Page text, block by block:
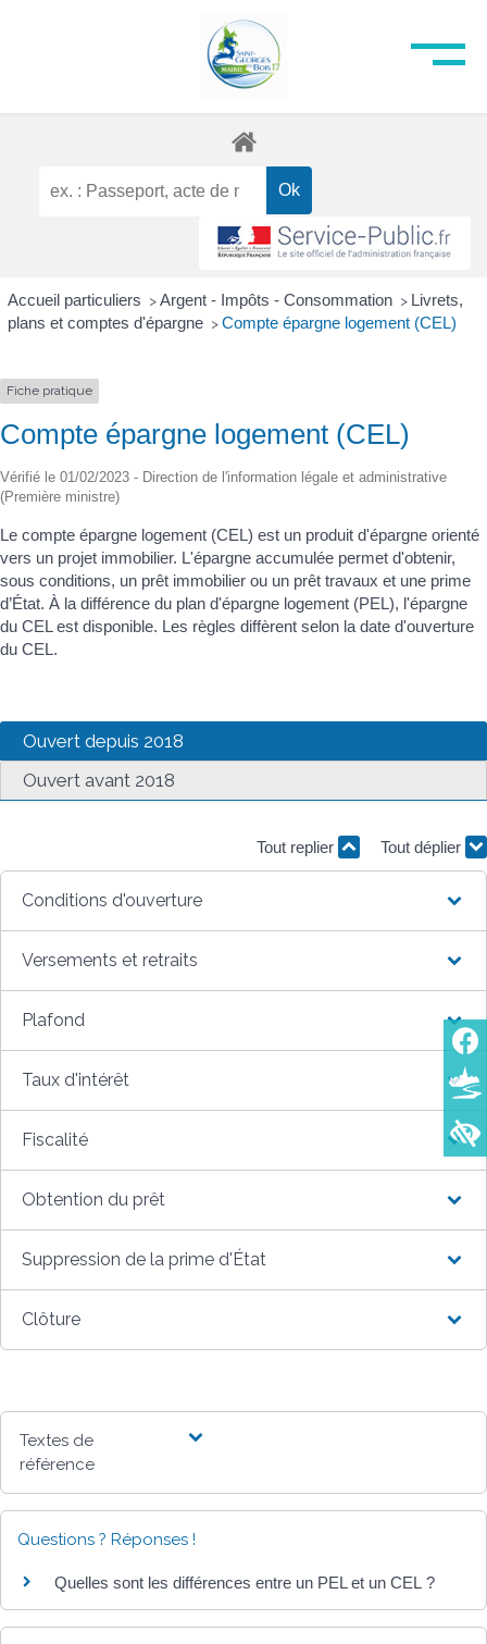
Accueil particuliers > Argent - Impôts - Consommation > Livrets,
plans et comptes d'épargne > Compte épargne logement (CEL)
Fiche pratique
Compte épargne logement (CEL)
Vérifié le 01/02/2023 - Direction de l'information légale et administrative
(Première ministre)
Le compte épargne logement (CEL) est un produit d'épargne orienté
vers un projet immobilier. L'épargne accumulée permet d'obtenir,
sous conditions, un prêt immobilier ou un prêt travaux et une prime
d’État. À la différence du plan d'épargne logement (PEL), l'épargne
du CEL est disponible. Les règles diffèrent selon la date d'ouverture
du CEL.
Ouvert depuis 2018
Ouvert avant 2018
Tout replier Tout déplier
Conditions d'ouverture
Versements et retraits
Plafond
Taux d'intérêt
Fiscalité
Obtention du prêt
Suppression de la prime d'État
Clôture
Textes de
référence
Questions ? Réponses !
Quelles sont les différences entre un PEL et un CEL ?